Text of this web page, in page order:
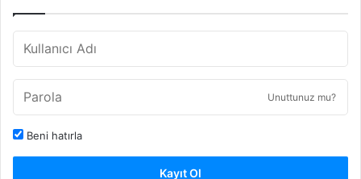
Unuttunuz mu?
Beni hatırla
Kayıt Ol